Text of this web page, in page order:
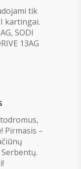
tik
kartingai.
SODI
13AG
Pirmasis –